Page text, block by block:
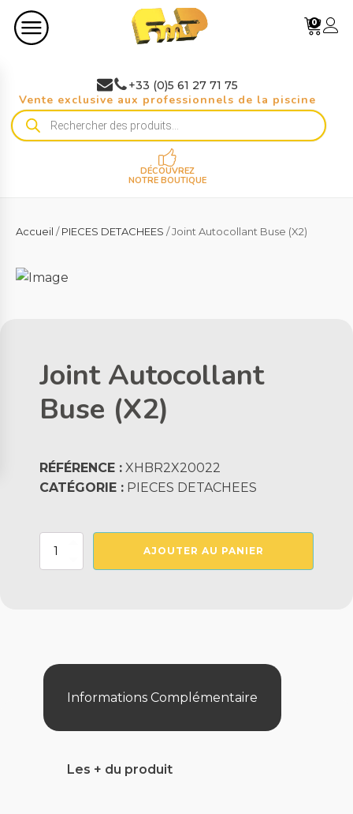
0
+33 (0)5 61 27 71 75
Vente exclusive aux professionnels de la piscine
Recherche
de
DÉCOUVREZ
NOTRE BOUTIQUE
Accueil /PIECES DETACHEES / Joint Autocollant Buse (X2)
Joint Autocollant
Buse (X2)
RÉFÉRENCE : XHBR2X20022
CATÉGORIE : PIECES DETACHEES
quantité
AJOUTER AU PANIER
Informations Complémentaire
Les + du produit